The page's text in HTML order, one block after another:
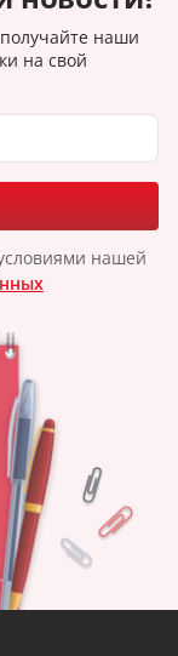
наши
на свой
нашей